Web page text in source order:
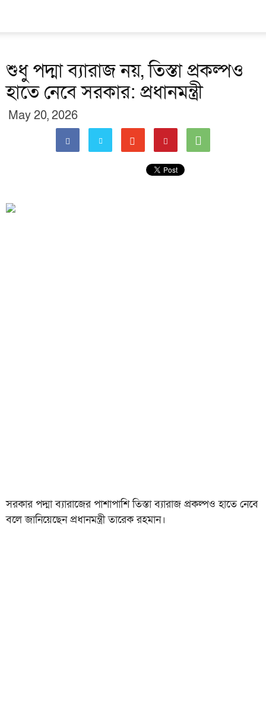
শুধু পদ্মা ব্যারাজ নয়, তিস্তা প্রকল্পও
হাতে নেবে সরকার: প্রধানমন্ত্রী
May 20, 2026
সরকার পদ্মা ব্যারাজের পাশাপাশি তিস্তা ব্যারাজ প্রকল্পও হাতে নেবে
বলে জানিয়েছেন প্রধানমন্ত্রী তারেক রহমান।